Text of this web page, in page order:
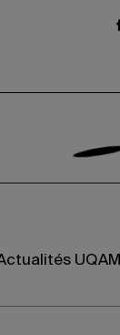
UQAM